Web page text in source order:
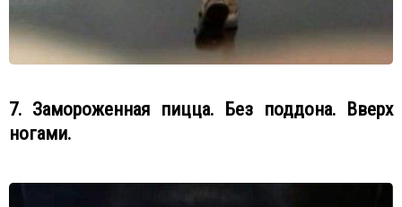
7. Замороженная пицца. Без поддона. Вверх
ногами.